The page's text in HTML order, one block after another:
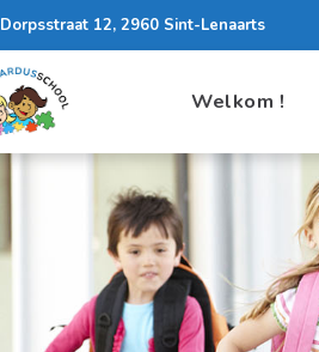
Dorpsstraat 12, 2960 Sint-Lenaarts
Welkom !